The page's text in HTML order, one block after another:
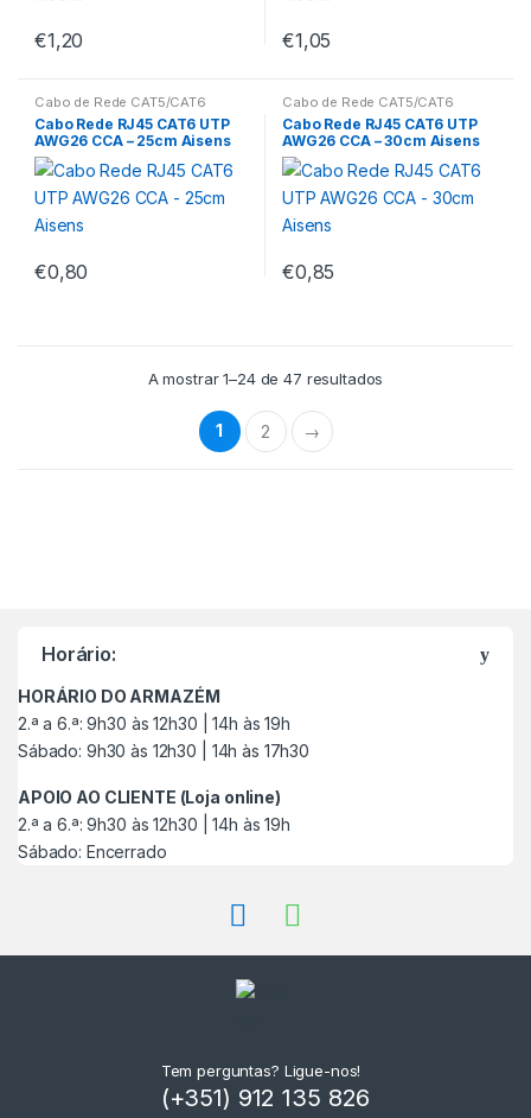
€1,20 €1,05
Cabo de Rede CAT5/CAT6
Cabo Rede RJ45 CAT6 UTP
AWG26 CCA – 25cm Aisens
€0,80
Cabo de Rede CAT5/CAT6
Cabo Rede RJ45 CAT6 UTP
AWG26 CCA – 30cm Aisens
€0,85
A mostrar 1–24 de 47 resultados
1 2 →
r
Horário:
HORÁRIO DO ARMAZÉM
2.ª a 6.ª: 9h30 às 12h30 | 14h às 19h
Sábado: 9h30 às 12h30 | 14h às 17h30
APOIO AO CLIENTE (Loja online)
2.ª a 6.ª: 9h30 às 12h30 | 14h às 19h
Sábado: Encerrado
Tem perguntas? Ligue-nos!
(+351) 912 135 826